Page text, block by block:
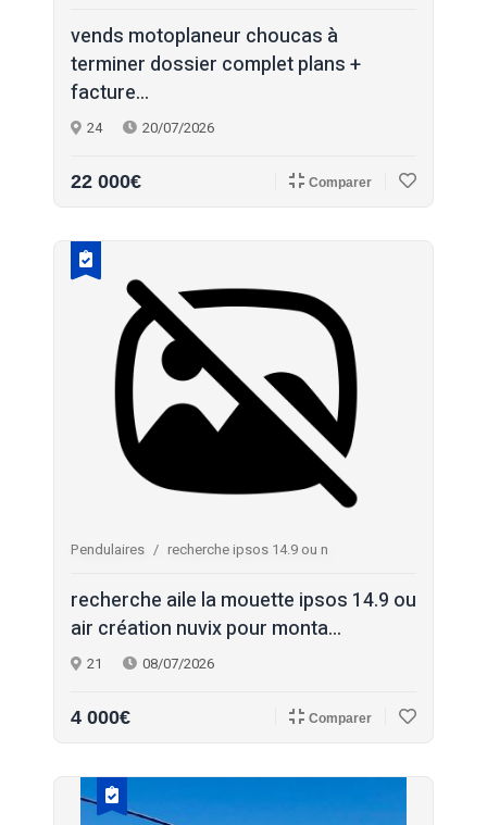
vends motoplaneur choucas à
terminer dossier complet plans +
facture...
24 20/07/2026
22 000€ Comparer
Pendulaires recherche ipsos 14.9 ou n
recherche aile la mouette ipsos 14.9 ou
air création nuvix pour monta...
21 08/07/2026
4 000€ Comparer